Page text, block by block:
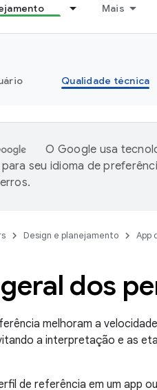
Mais
Qualidade técnica
O Google usa
seu idioma de
Design e planejamento App
dos
melhoram a
a interpretação e as
de referência em um app